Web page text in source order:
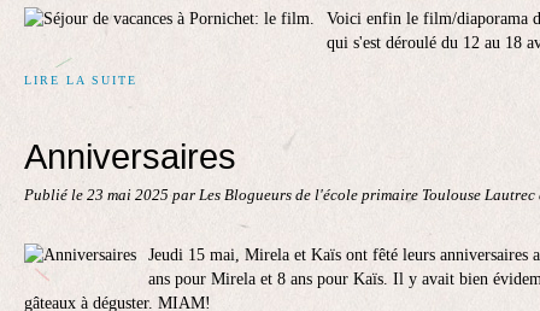
Voici enfin le film/diaporama
qui s'est déroulé du 12 au 18
LIRE LA SUITE
Anniversaires
Publié le 23 mai 2025par Les Blogueurs de l'école primaire Toulouse Lautrec
Jeudi 15 mai, Mirela et Kaïs ont fêté leurs anniversaires
ans pour Mirela et 8 ans pour Kaïs. Il y avait bien
gâteaux à déguster. MIAM!